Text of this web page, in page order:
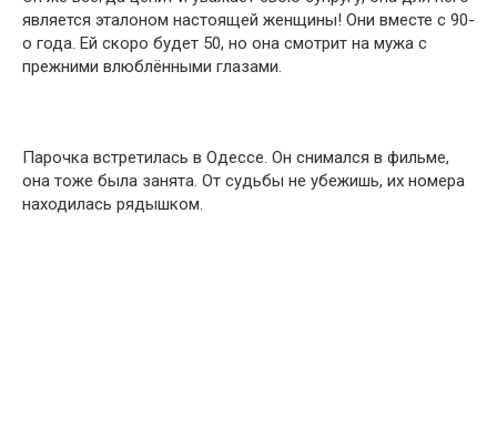
является эталоном настоящей женщины! Они вместе с 90-
о года. Ей скоро будет 50, но она смотрит на мужа с
прежними влюблёнными глазами.
Парочка встретилась в Одессе. Он снимался в фильме,
она тоже была занята. От судьбы не убежишь, их номера
находилась рядышком.